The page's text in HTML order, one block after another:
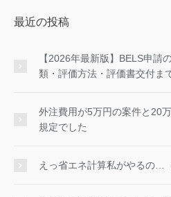
最近の投稿
【2026年最新版】BELS申請
類・評価方法・評価書交付ま
外注費用が5万円の案件と20
規定でした
えっ省エネ計算私がやるの…